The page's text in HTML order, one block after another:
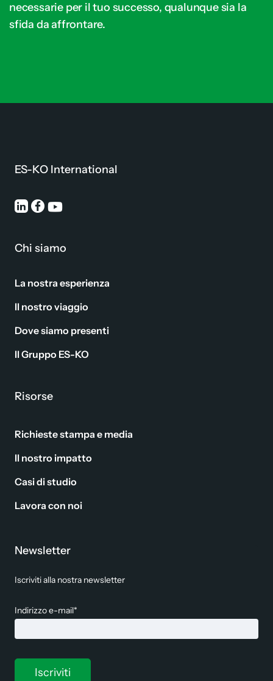
necessarie per il tuo successo, qualunque sia la
sfida da affrontare.
ES-KO International
Chi siamo
La nostra esperienza
Il nostro viaggio
Dove siamo presenti
Il Gruppo ES-KO
Risorse
Richieste stampa e media
Il nostro impatto
Casi di studio
Lavora con noi
Newsletter
Iscriviti alla nostra newsletter
Indirizzo e-mail*